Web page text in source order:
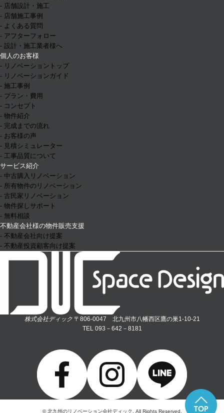
- 店舗設計・施工
- 店舗施工事例
- よくある質問
- アフターフォロー
- 設計・施工業者様へ
個人のお客様
- リノベーショントップ
- リノベーションガイド
- 施工事例
- プラン・費用
- コンセプト
- 物件紹介
- 完成までの流れ
- お客様の声
- 見積シミュレーター
- 工事品質について
サービス紹介
- 中古購入リノベーション
- 所有物件のリノベーション
- 古民家リノベーション
- 物件探しサポート
- 無料相談
不動産会社様の物件販売支援
- 不動産会社向け提案
- 不動産投資顧客向け提案
株式会社ディック〒806-0047 北九州市八幡西区鷹の巣1-10-21
TEL 093－642－8181
© 北九州のリノベーション会社ディック. All Rights Reserved.